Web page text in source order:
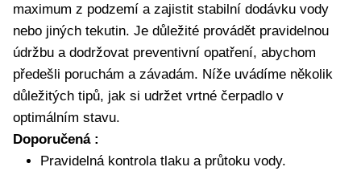
maximum z podzemí a zajistit stabilní dodávku vody
nebo jiných tekutin. Je důležité provádět pravidelnou
údržbu a dodržovat preventivní opatření, abychom
předešli poruchám a závadám. Níže uvádíme několik
důležitých tipů, jak si udržet vrtné čerpadlo v
optimálním stavu.
Doporučená :
Pravidelná kontrola tlaku a průtoku vody.